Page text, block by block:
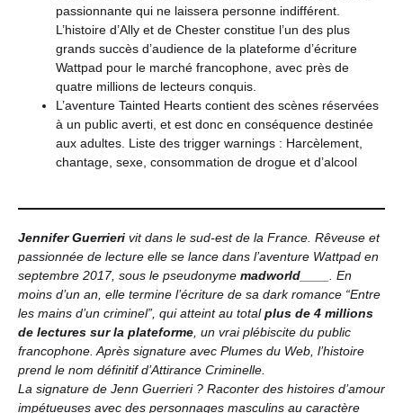
passionnante qui ne laissera personne indifférent.
L’histoire d’Ally et de Chester constitue l’un des plus
grands succès d’audience de la plateforme d’écriture
Wattpad pour le marché francophone, avec près de
quatre millions de lecteurs conquis.
L’aventure Tainted Hearts contient des scènes réservées
à un public averti, et est donc en conséquence destinée
aux adultes. Liste des trigger warnings : Harcèlement,
chantage, sexe, consommation de drogue et d’alcool
Jennifer Guerrieri vit dans le sud-est de la France. Rêveuse et
passionnée de lecture elle se lance dans l’aventure Wattpad en
septembre 2017, sous le pseudonyme madworld____
. En
moins d’un an, elle termine l’écriture de sa dark romance “Entre
les mains d’un criminel”, qui atteint au totalplus de 4 millions
de lectures sur la plateforme , un vrai plébiscite du public
francophone. Après signature avec Plumes du Web, l’histoire
prend le nom définitif d’Attirance Criminelle.
La signature de Jenn Guerrieri ? Raconter des histoires d’amour
impétueuses avec des personnages masculins au caractère